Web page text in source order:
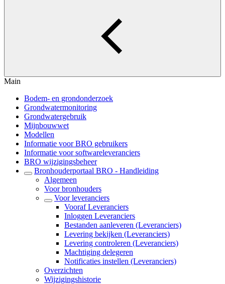
Main
Bodem- en grondonderzoek
Grondwatermonitoring
Grondwatergebruik
Mijnbouwwet
Modellen
Informatie voor BRO gebruikers
Informatie voor softwareleveranciers
BRO wijzigingsbeheer
Bronhouderportaal BRO - Handleiding
Algemeen
Voor bronhouders
Voor leveranciers
Vooraf Leveranciers
Inloggen Leveranciers
Bestanden aanleveren (Leveranciers)
Levering bekijken (Leveranciers)
Levering controleren (Leveranciers)
Machtiging delegeren
Notificaties instellen (Leveranciers)
Overzichten
Wijzigingshistorie